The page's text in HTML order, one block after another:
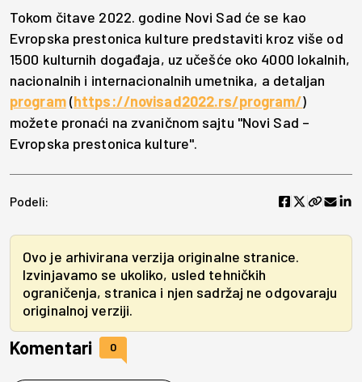
Tokom čitave 2022. godine Novi Sad će se kao
Evropska prestonica kulture predstaviti kroz više od
1500 kulturnih događaja, uz učešće oko 4000 lokalnih,
nacionalnih i internacionalnih umetnika, a detaljan
program(https://novisad2022.rs/program/)
možete pronaći na zvaničnom sajtu "Novi Sad –
Evropska prestonica kulture".
Podeli:
Ovo je arhivirana verzija originalne stranice.
Izvinjavamo se ukoliko, usled tehničkih
ograničenja, stranica i njen sadržaj ne odgovaraju
originalnoj verziji.
Komentari 0